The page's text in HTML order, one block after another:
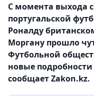
С момента выхода
португальской
Роналду
Моргану прошло
Футбольной
новые
сообщает Zakon.kz.